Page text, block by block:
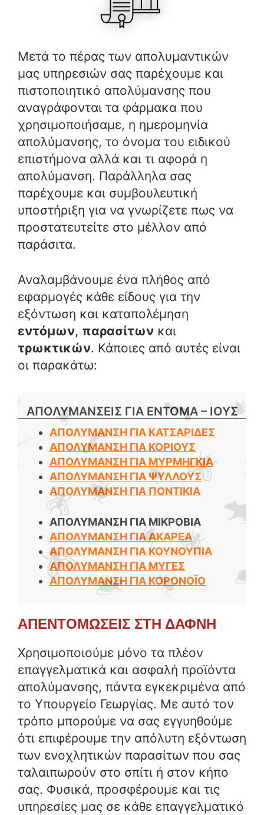
Μετά το πέρας των απολυμαντικών
μας υπηρεσιών σας παρέχουμε και
πιστοποιητικό απολύμανσης που
αναγράφονται τα φάρμακα που
χρησιμοποιήσαμε, η ημερομηνία
απολύμανσης, το όνομα του ειδικού
επιστήμονα αλλά και τι αφορά η
απολύμανση. Παράλληλα σας
παρέχουμε και συμβουλευτική
υποστήριξη για να γνωρίζετε πως να
προστατευτείτε στο μέλλον από
παράσιτα.
Αναλαμβάνουμε ένα πλήθος από
εφαρμογές κάθε είδους για την
εξόντωση και καταπολέμηση
εντόμων, παρασίτων και
τρωκτικών. Κάποιες από αυτές είναι
οι παρακάτω:
ΑΠΟΛΥΜΑΝΣΕΙΣ ΓΙΑ ΕΝΤΟΜΑ – ΙΟΥΣ
ΑΠΟΛΥΜΑΝΣΗ ΓΙΑ ΚΑΤΣΑΡΙΔΕΣ
ΑΠΟΛΥΜΑΝΣΗ ΓΙΑ ΚΟΡΙΟΥΣ
ΑΠΟΛΥΜΑΝΣΗ ΓΙΑ ΜΥΡΜΗΓΚΙΑ
ΑΠΟΛΥΜΑΝΣΗ ΓΙΑ ΨΥΛΛΟΥΣ
ΑΠΟΛΥΜΑΝΣΗ ΓΙΑ ΠΟΝΤΙΚΙΑ
ΑΠΟΛΥΜΑΝΣΗ ΓΙΑ ΜΙΚΡΟΒΙΑ
ΑΠΟΛΥΜΑΝΣΗ ΓΙΑ ΑΚΑΡΕΑ
ΑΠΟΛΥΜΑΝΣΗ ΓΙΑ ΚΟΥΝΟΥΠΙΑ
ΑΠΟΛΥΜΑΝΣΗ ΓΙΑ ΜΥΓΕΣ
ΑΠΟΛΥΜΑΝΣΗ ΓΙΑ ΚΟΡΟΝΟΪΟ
ΑΠΕΝΤΟΜΩΣΕΙΣ ΣΤΗ ΔΑΦΝΗ
Χρησιμοποιούμε μόνο τα πλέον
επαγγελματικά και ασφαλή προϊόντα
απολύμανσης, πάντα εγκεκριμένα από
το Υπουργείο Γεωργίας. Με αυτό τον
τρόπο μπορούμε να σας εγγυηθούμε
ότι επιφέρουμε την απόλυτη εξόντωση
των ενοχλητικών παρασίτων που σας
ταλαιπωρούν στο σπίτι ή στον κήπο
σας. Φυσικά, προσφέρουμε και τις
υπηρεσίες μας σε κάθε επαγγελματικό